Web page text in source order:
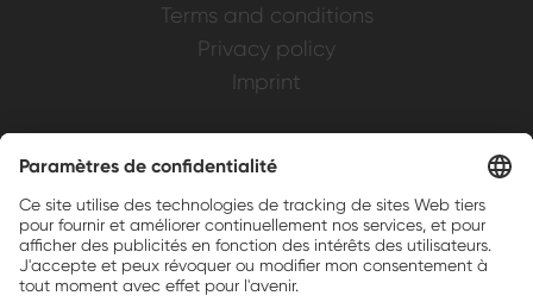
Terms and conditions
Privacy policy
Imprint
Brands, Inc.